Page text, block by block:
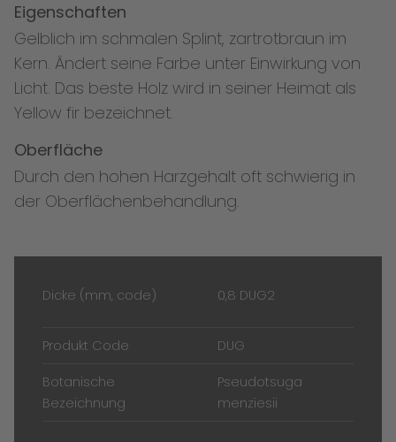
Eigenschaften
Gelblich im schmalen Splint, zartrotbraun im
Kern. Ändert seine Farbe unter Einwirkung von
Licht. Das beste Holz wird in seiner Heimat als
Yellow fir bezeichnet.
Oberfläche
Durch den hohen Harzgehalt oft schwierig in
der Oberflächenbehandlung.
Dicke (mm, code) 0,8 DUG2
Produkt Code DUG
Botanische
Bezeichnung
Pseudotsuga
menziesii